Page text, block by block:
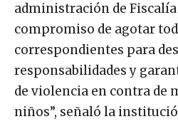
administración de
compromiso de agotar
correspondientes para
responsabilidades y
de violencia en contra de
niños”, señaló la